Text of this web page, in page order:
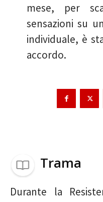
mese, per
sensazioni su
individuale, è
accordo.
Trama
Durante la